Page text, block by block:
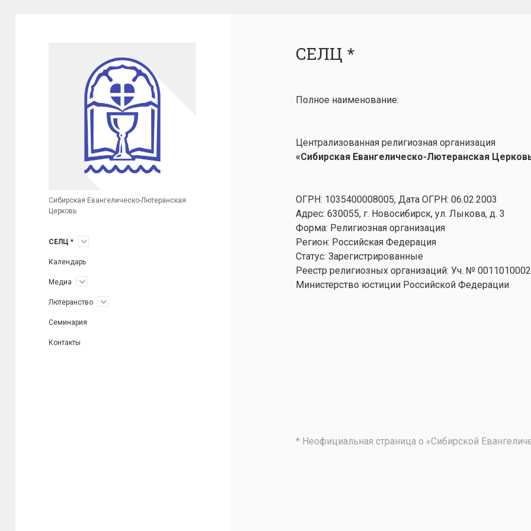
Сибирская
Евангелическо-
Лютеранская
Церковь
(неофициальный
сайт)
Сибирская Евангелическо-Лютеранская
Церковь
СЕЛЦ *
открыть
меню
Календарь
Медиа
открыть
меню
Лютеранство
открыть
меню
Семинария
Контакты
СЕЛЦ *
Полное наименование:
Централизованная религиозная организация
«Сибирская Евангелическо-Лютеранская
ОГРН: 1035400008005, Дата ОГРН: 06.02.2003
Адрес: 630055, г. Новосибирск, ул. Лыкова, д. 3
Форма: Религиозная организация
Регион: Российская Федерация
Статус: Зарегистрированные
Реестр религиозных организаций: Уч. № 0011010002
Министерство юстиции Российской Федерации
* Неофициальная страница о «Сибирской